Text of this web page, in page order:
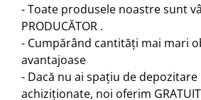
- Toate produsele noastre sunt
PRODUCĂTOR .
- Cumpărând cantități mai mari
avantajoase
- Dacă nu ai spațiu de
achiziționate, noi oferim